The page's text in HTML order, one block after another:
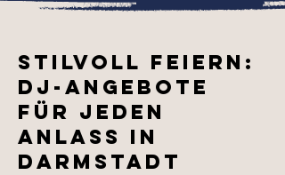
Stilvoll feiern:
DJ-Angebote
für jeden
Anlass in
Darmstadt